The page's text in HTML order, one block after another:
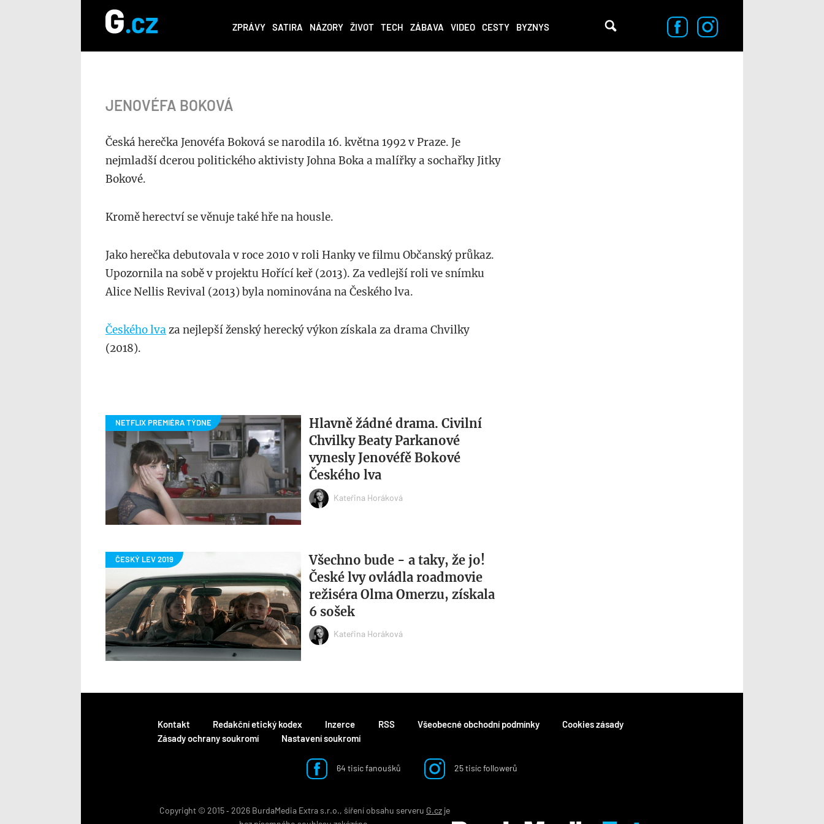
ZPRÁVY SATIRA NÁZORY ŽIVOT TECH ZÁBAVA VIDEO CESTY BYZNYS
JENOVÉFA BOKOVÁ
Česká herečka Jenovéfa Boková se narodila 16. května 1992 v Praze. Je
nejmladší dcerou politického aktivisty Johna Boka a malířky a sochařky Jitky
Bokové.
Kromě herectví se věnuje také hře na housle.
Jako herečka debutovala v roce 2010 v roli Hanky ve filmu Občanský průkaz.
Upozornila na sobě v projektu Hořící keř (2013). Za vedlejší roli ve snímku
Alice Nellis Revival (2013) byla nominována na Českého lva.
Českého lva za nejlepší ženský herecký výkon získala za drama Chvilky
(2018).
Hlavně žádné drama. Civilní
Chvilky Beaty Parkanové
vynesly Jenovéfě Bokové
Českého lva
Kateřina Horáková
Všechno bude - a taky, že jo!
České lvy ovládla roadmovie
režiséra Olma Omerzu, získala
6 sošek
Kateřina Horáková
Kontakt Redakční etický kodex Inzerce RSS Všeobecné obchodní podmínky
Cookies zásady
Zásady ochrany soukromí
Nastavení soukromí
64 tisíc fanoušků 25 tisíc followerů
Copyright © 2015 ‐ 2026 BurdaMedia Extra s.r.o., šíření obsahu serveru G.cz je